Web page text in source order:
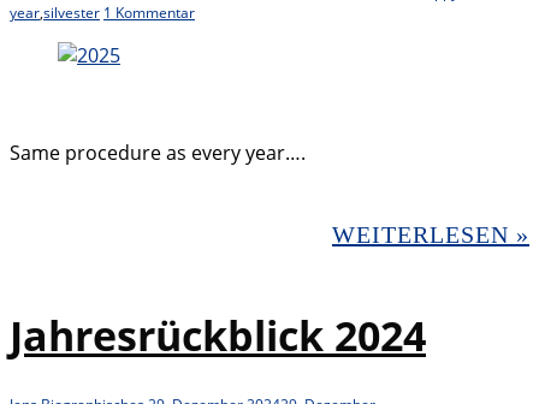
year,silvester 1 Kommentar
Same procedure as every year….
WEITERLESEN »
Jahresrückblick 2024